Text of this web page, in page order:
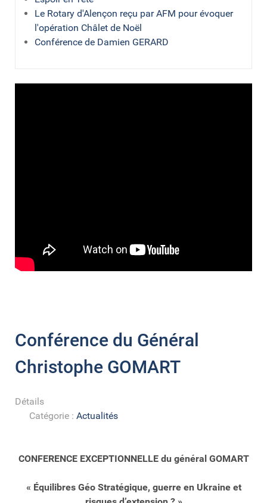
Le Rotary d'Alençon reçu par AFM pour évoquer
l'opération Châlet de Noël
Conférence de Damien GERARD
Conférence du Général
Christophe GOMART
Détails
Catégorie : Actualités
CONFERENCE EXCEPTIONNELLE du général GOMART
« Équilibres Géo Stratégique, guerre en Ukraine et